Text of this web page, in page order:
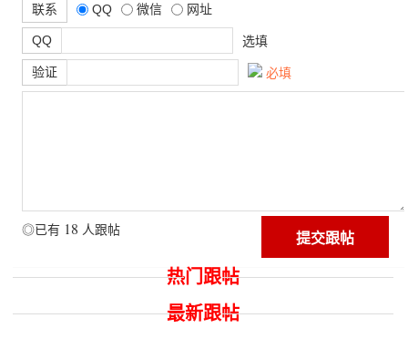
联系 QQ 微信 网址
QQ 选填
验证 必填
◎已有 18 人跟帖
热门跟帖
最新跟帖